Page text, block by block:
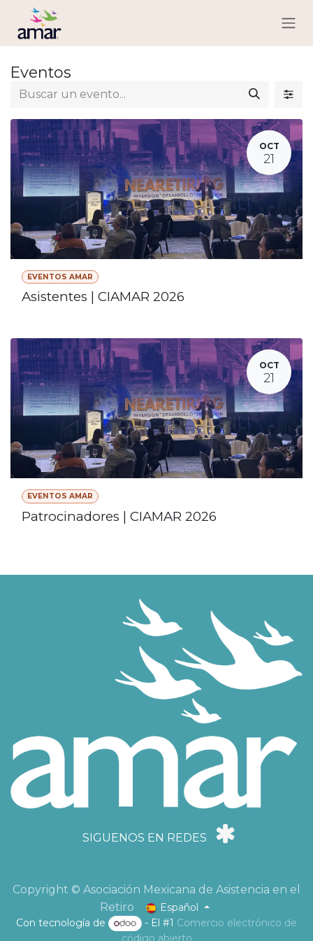
Ir al contenido
Eventos
OCT
21
EVENTOS AMAR
Asistentes | CIAMAR 2026
OCT
21
EVENTOS AMAR
Patrocinadores | CIAMAR 2026
SIGUENOS EN REDES
Copyright © Asociación Mexicana de Asistencia en el
Retiro
Español
Con tecnología de
- El #1 Comercio electrónico de
código abierto